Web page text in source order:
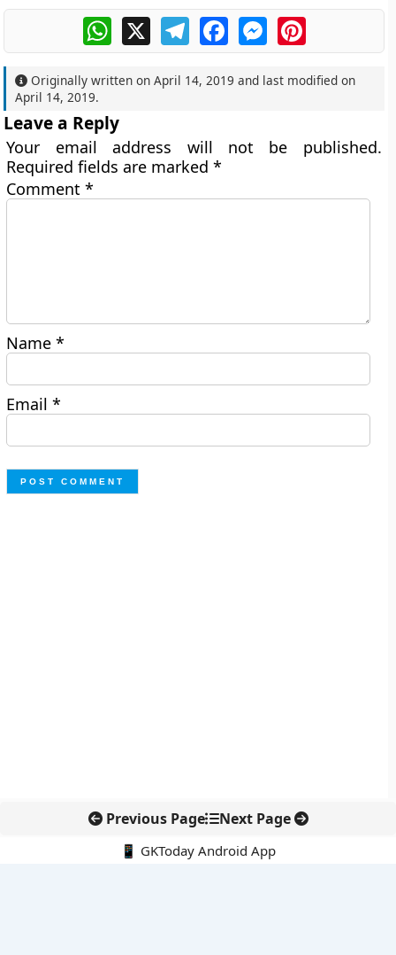
WhatsApp
X TelegramFacebookMessengerPinterest
Originally written onApril 14, 2019 and last modified on
April 14, 2019.
Leave a Reply
Your email address will not be published.
Required fields are marked*
Comment*
Name*
Email*
Previous Page Next Page
📱 GKToday Android App